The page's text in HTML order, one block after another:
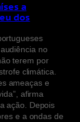
a
dos
no
terem por
climática.
ameaças e
afirma
ação. Depois
e a ondas de